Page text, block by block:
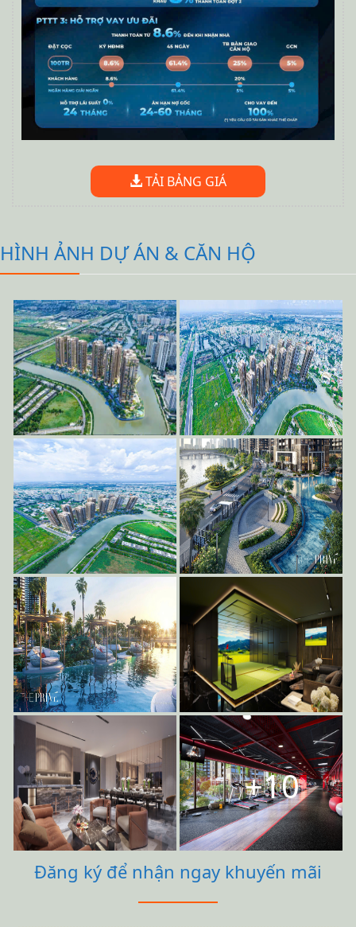
TẢI BẢNG GIÁ
HÌNH ẢNH DỰ ÁN & CĂN HỘ
+10
Đăng ký để nhận ngay khuyến mãi